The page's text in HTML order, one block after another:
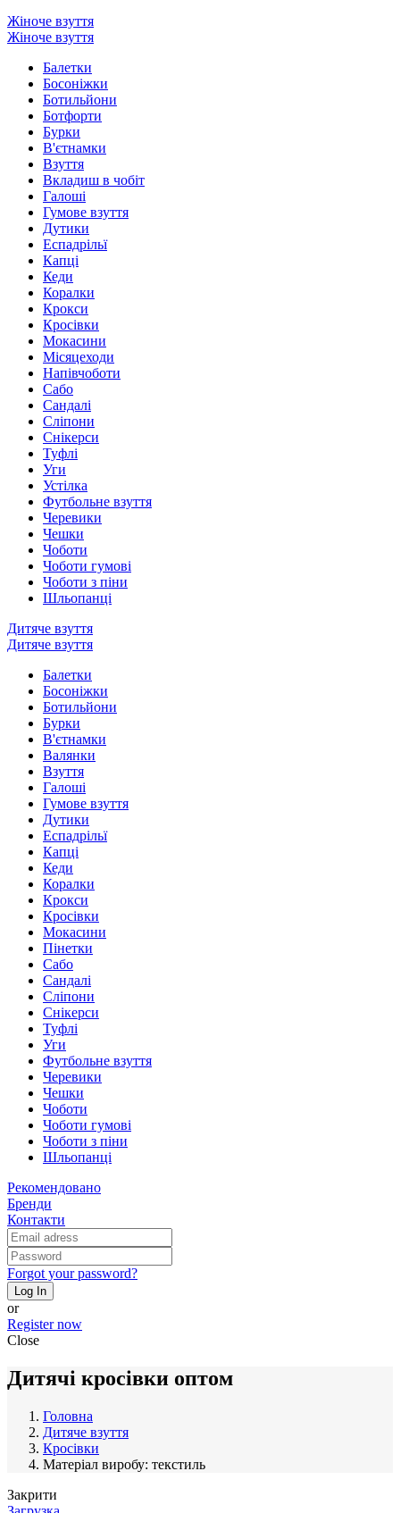
Жіноче взуття
Жіноче взуття
Балетки
Босоніжки
Ботильйони
Ботфорти
Бурки
В'єтнамки
Взуття
Вкладиш в чобіт
Галоші
Гумове взуття
Дутики
Еспадрільї
Капці
Кеди
Коралки
Крокси
Кросівки
Мокасини
Місяцеходи
Напівчоботи
Сабо
Сандалі
Сліпони
Снікерси
Туфлі
Уги
Устілка
Футбольне взуття
Черевики
Чешки
Чоботи
Чоботи гумові
Чоботи з піни
Шльопанці
Дитяче взуття
Дитяче взуття
Балетки
Босоніжки
Ботильйони
Бурки
В'єтнамки
Валянки
Взуття
Галоші
Гумове взуття
Дутики
Еспадрільї
Капці
Кеди
Коралки
Крокси
Кросівки
Мокасини
Пінетки
Сабо
Сандалі
Сліпони
Снікерси
Туфлі
Уги
Футбольне взуття
Черевики
Чешки
Чоботи
Чоботи гумові
Чоботи з піни
Шльопанці
Рекомендовано
Бренди
Контакти
Forgot your password?
Log In
or
Register now
Close
Дитячі кросівки оптом
Головна
Дитяче взуття
Кросівки
Матеріал виробу: текстиль
Закрити